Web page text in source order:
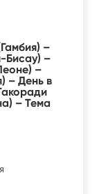
–
Бисау) –
–
– День в
– Тема